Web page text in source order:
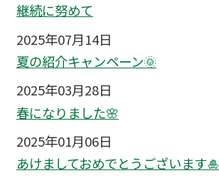
継続に努めて
2025年07月14日
夏の紹介キャンペーン🌞
2025年03月28日
春になりました🌸
2025年01月06日
あけましておめでとうございます🎍